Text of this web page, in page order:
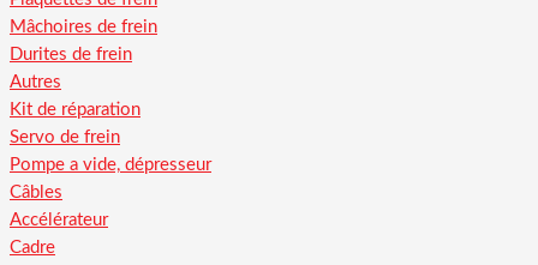
Mâchoires de frein
Durites de frein
Autres
Kit de réparation
Servo de frein
Pompe a vide, dépresseur
Câbles
Accélérateur
Cadre